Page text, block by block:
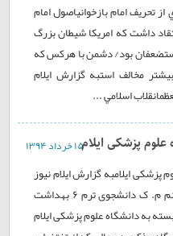
تحريف امام بازخوانياصول امام
داشت که امريکا شيطان بزرگ
بود/ دشمن با هرکس که
مخالف استبه گزارش ایلام
اسلامي ...
پزشکی ایلام۱۵ خرداد ۱۳۹۴
ایلامبه گزارش ایلام نیوز
به نقل از دانشجو، جسد بی جان خانم م. ک دانشجوی ترم ۶ بهداشت
به دانشگاه علوم پزشکی ایلام